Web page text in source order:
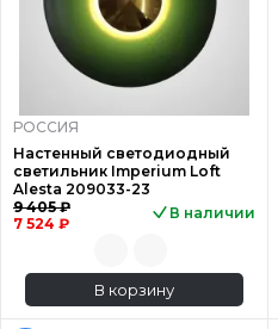
РОССИЯ
Настенный светодиодный
светильник Imperium Loft
Alesta 209033-23
9 405 ₽
7 524 ₽
В наличии
В корзину